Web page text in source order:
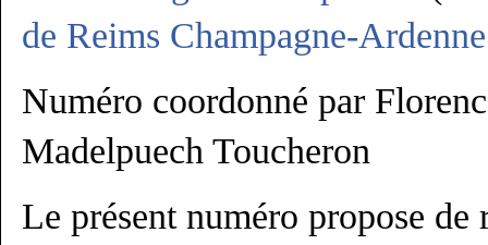
de Reims Champagne-Ardenne
Numéro coordonné par
Madelpuech Toucheron
Le présent numéro propose de